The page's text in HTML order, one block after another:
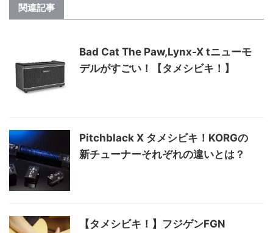
関連記事
Bad Cat The Paw,Lynx-X tニューモ
デルがすごい！【タメシビキ！】
Pitchblack X タメシビキ！KORGの
新チューナーそれぞれの違いとは？
【タメシビキ！】フジゲンFGN